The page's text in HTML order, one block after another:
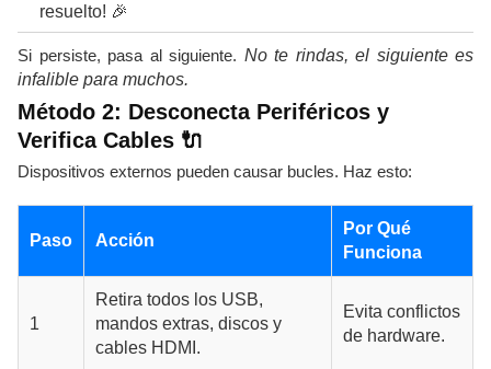
resuelto! 🎉
Si persiste, pasa al siguiente. No te rindas, el siguiente es
infalible para muchos.
Método 2: Desconecta Periféricos y
Verifica Cables 🔌
Dispositivos externos pueden causar bucles. Haz esto:
Paso Acción
Por Qué
Funciona
1
Retira todos los USB,
mandos extras, discos y
cables HDMI.
Evita conflictos
de hardware.